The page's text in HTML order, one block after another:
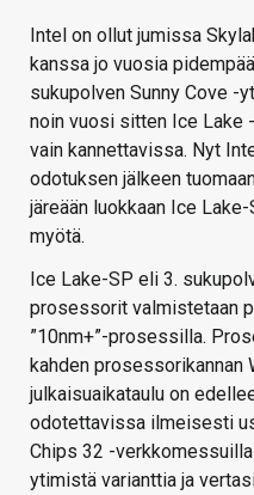
Intel on ollut jumissa
kanssa jo vuosia
sukupolven Sunny Cove -
noin vuosi sitten Ice Lake
vain kannettavissa. Nyt
odotuksen jälkeen
järeään luokkaan Ice
myötä.
Ice Lake-SP eli 3.
prosessorit valmistetaan
”10nm+”-prosessilla.
kahden prosessorikannan
julkaisuaikataulu on
odotettavissa ilmeisesti
Chips 32 -
ytimistä varianttia ja